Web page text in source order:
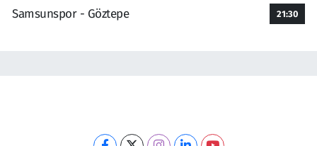
Samsunspor - Göztepe
21:30